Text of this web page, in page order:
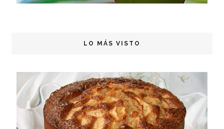
LO MÁS VISTO